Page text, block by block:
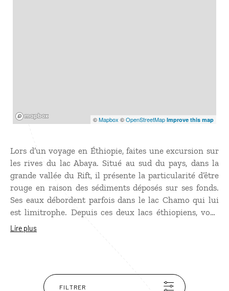
©Mapbox ©OpenStreetMap Improve this map
Lors d’un voyage en Éthiopie, faites une excursion sur
les rives du lac Abaya. Situé au sud du pays, dans la
grande vallée du Rift, il présente la particularité d’être
rouge en raison des sédiments déposés sur ses fonds.
Ses eaux débordent parfois dans le lac Chamo qui lui
est limitrophe. Depuis ces deux lacs éthiopiens, vous
pourrez débuter un safari dans le parc national
Lire plus
FILTRER